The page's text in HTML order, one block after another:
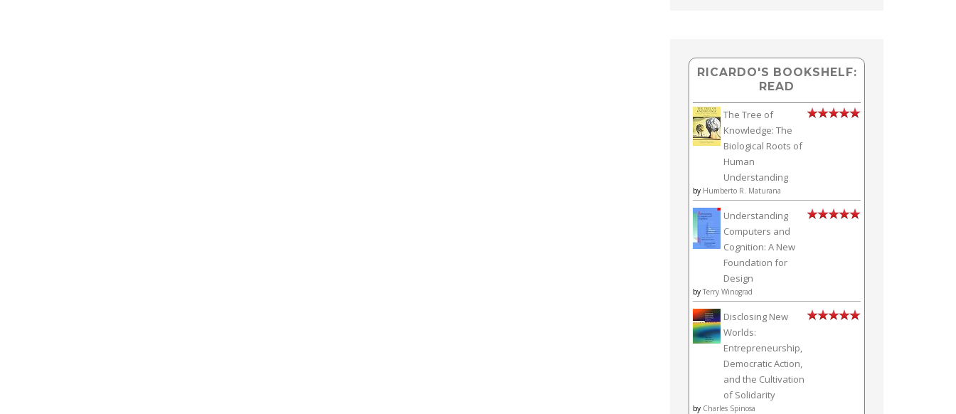
RICARDO'S BOOKSHELF:
READ
The Tree of
Knowledge: The
Biological Roots of
Human
Understanding
by Humberto R. Maturana
Understanding
Computers and
Cognition: A New
Foundation for
Design
by Terry Winograd
Disclosing New
Worlds:
Entrepreneurship,
Democratic Action,
and the Cultivation
of Solidarity
by Charles Spinosa